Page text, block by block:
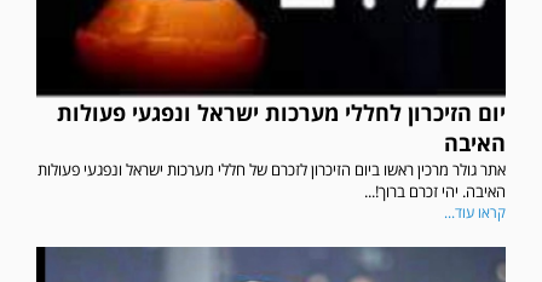
יום הזיכרון לחללי מערכות ישראל ונפגעי פעולות
האיבה
אתר גולר מרכין ראשו ביום הזיכרון לזכרם של חללי מערכות ישראל ונפגעי פעולות
האיבה. יהי זכרם ברוך!...
קראו עוד...